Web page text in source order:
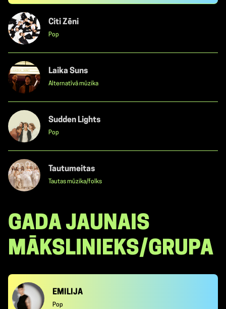
Citi Zēni
Pop
Laika Suns
Alternatīvā mūzika
Sudden Lights
Pop
Tautumeitas
Tautas mūzika/folks
GADA JAUNAIS
MĀKSLINIEKS/GRUPA
EMILIJA
Pop